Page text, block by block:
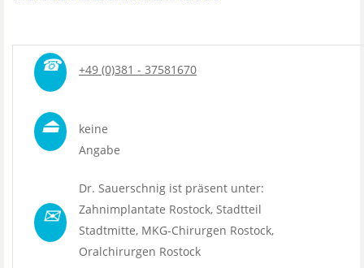
☎ +49 (0)381 - 37581670
⏏
keine
Angabe
✉
Dr. Sauerschnig ist präsent unter:
Zahnimplantate Rostock, Stadtteil
Stadtmitte, MKG-Chirurgen Rostock,
Oralchirurgen Rostock